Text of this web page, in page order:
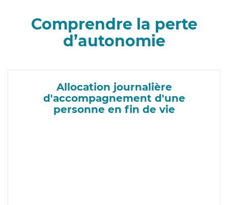
Comprendre la perte
d’autonomie
Allocation journalière
d'accompagnement d'une
personne en fin de vie